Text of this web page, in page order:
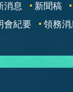
消息 新聞稿
會紀要 領務消